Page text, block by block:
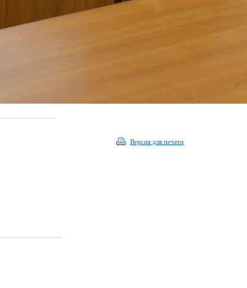
Версия для печати